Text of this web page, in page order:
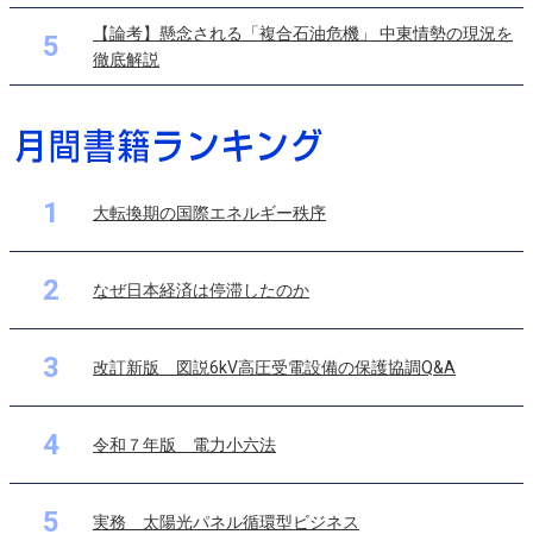
5
【論考】懸念される「複合石油危機」 中東情勢の現況を
徹底解説
1 大転換期の国際エネルギー秩序
2 なぜ日本経済は停滞したのか
3 改訂新版 図説6kV高圧受電設備の保護協調Q&A
4 令和７年版 電力小六法
5 実務 太陽光パネル循環型ビジネス